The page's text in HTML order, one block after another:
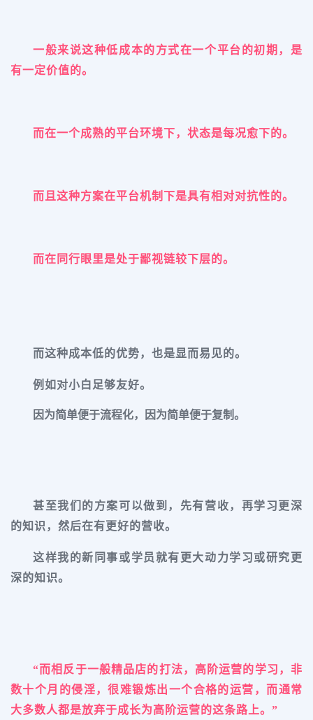
一般来说这种低成本的方式在一个平台的初期，是
有一定价值的。
而在一个成熟的平台环境下，状态是每况愈下的。
而且这种方案在平台机制下是具有相对对抗性的。
而在同行眼里是处于鄙视链较下层的。
而这种成本低的优势，也是显而易见的。
例如对小白足够友好。
因为简单便于流程化，因为简单便于复制。
甚至我们的方案可以做到，先有营收，再学习更深
的知识，然后在有更好的营收。
这样我的新同事或学员就有更大动力学习或研究更
深的知识。
“而相反于一般精品店的打法，高阶运营的学习，非
数十个月的侵淫，很难锻炼出一个合格的运营，而通常
大多数人都是放弃于成长为高阶运营的这条路上。 ”